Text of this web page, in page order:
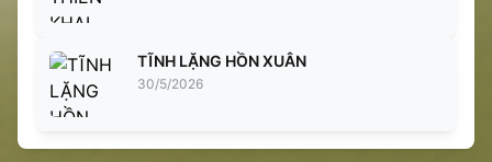
TĨNH LẶNG HỒN XUÂN
30/5/2026